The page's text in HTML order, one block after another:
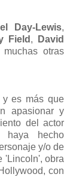
Day-Lewis,
Field ,
David
muchas otras
es más que
apasionar y
del actor
haya hecho
y/o de
'Lincoln', obra
con